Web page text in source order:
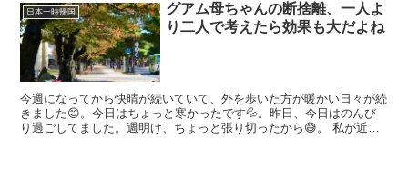
日本一時帰国
グアム母ちゃんの断捨離、一人よ
り二人で考えたら効果も大だよね
今週になってから快晴が続いていて、外を歩いた方が暖かい日々が続
きました😊。今日はちょっと寒かったです💦。昨日、今日はのんび
り過ごしてました。週明け、ちょっと張り切ったから😅。 私が近頃